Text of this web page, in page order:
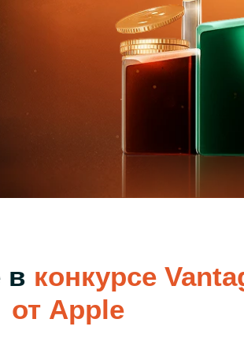
счета
Торгуйте акциями таких
Apple, Tesla и Nvidia
Акции Австралии
Торгуйте акциями таких
Commonwealth Bank,
Акции ЕС
Торгуйте акциями таких
Акции
Торгуйте акциями таких
умом на ведущей мировой
ПОПУЛЯРНОЕ
торгуйте и зарабатывайте в
внешний сервер для
Оставайтесь в курсе последних
новостей о продуктах
в конкурсе
от Apple